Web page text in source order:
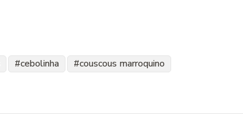
cebolinha couscous marroquino